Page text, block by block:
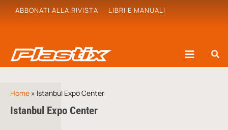
ABBONATI ALLA RIVISTA LIBRI E MANUALI
Home » Istanbul Expo Center
Istanbul Expo Center